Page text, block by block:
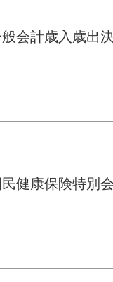
会計歳入歳出
健康保険特別